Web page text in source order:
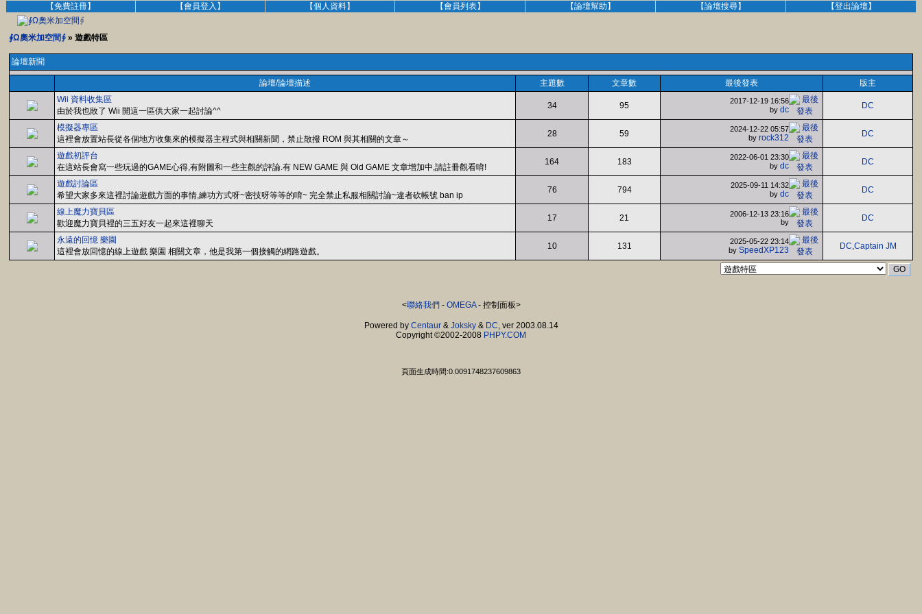
【免費註冊】 【會員登入】 【個人資料】 【會員列表】 【論壇幫助】 【論壇搜尋】 【登出論壇】
∮Ω奧米加空間∮ » 遊戲特區
論壇新聞
論壇/論壇描述 主題數 文章數 最後發表
版主
Wii 資料收集區
由於我也敗了 Wii 開這一區供大家一起討論^^
34 95
2017-12-19 16:56
by dc DC
模擬器專區
這裡會放置站長從各個地方收集來的模擬器主程式與相關新聞，禁止散撥 ROM 與其相關的文章～
28 59
2024-12-22 05:57
by rock312 DC
遊戲初評台
在這站長會寫一些玩過的GAME心得,有附圖和一些主觀的評論.有 NEW GAME 與 Old GAME 文章增加中,請註冊觀看唷!
164 183
2022-06-01 23:30
by dc DC
遊戲討論區
希望大家多來這裡討論遊戲方面的事情,練功方式呀~密技呀等等的唷~ 完全禁止私服相關討論~違者砍帳號 ban ip
76 794
2025-09-11 14:32
by dc DC
線上魔力寶貝區
歡迎魔力寶貝裡的三五好友一起來這裡聊天
17 21
2006-12-13 23:16
by
DC
永遠的回憶 樂園
這裡會放回憶的線上遊戲 樂園 相關文章，他是我第一個接觸的網路遊戲。
10 131
2025-05-22 23:14
by SpeedXP123 DC,Captain JM
<聯絡我們 - OMEGA- 控制面板>
Powered by Centaur& Joksky& DC, ver 2003.08.14
Copyright ©2002-2008 PHPY.COM
頁面生成時間:0.0091748237609863